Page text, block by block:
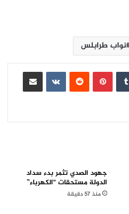
نواب طرابلس
بينتيريست
مشاركة عبر البريد
جهود الصدي تثمر بدء سداد
الدولة مستحقات “الكهرباء”
منذ 57 دقيقة